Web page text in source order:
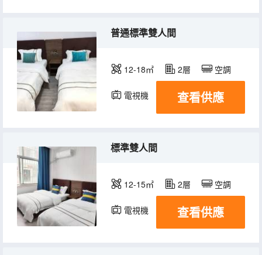
普通標準雙人間
12-18㎡ 2層 空調
電視機 查看供應
標準雙人間
12-15㎡ 2層 空調
電視機 查看供應